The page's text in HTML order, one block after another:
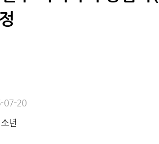
07-20
년